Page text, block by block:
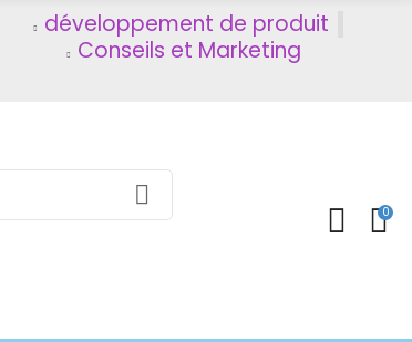
développement de produit
Conseils et Marketing
0